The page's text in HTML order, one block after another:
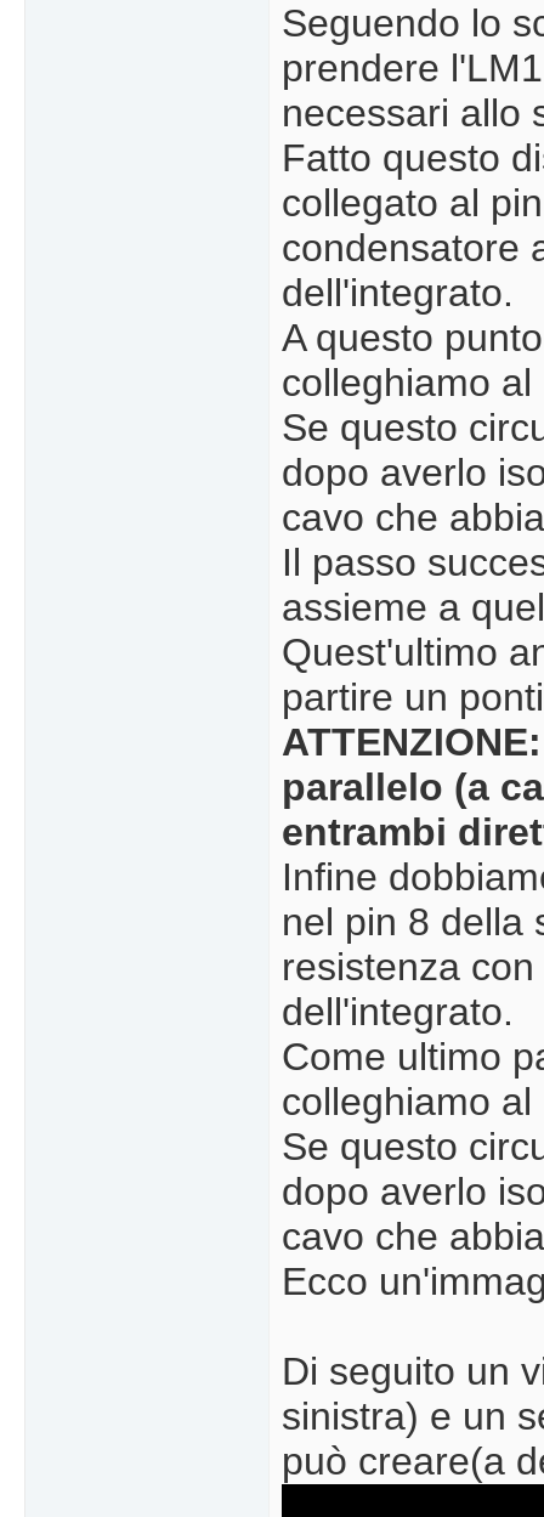
Seguendo lo
prendere
necessari allo
Fatto questo
collegato al
condensatore
dell'integrato.
A questo
colleghiamo
Se questo
dopo averlo
cavo che
Il passo
assieme a
Quest'ultimo
partire un
parallelo (a
entrambi
Infine
nel pin 8 della
resistenza
dell'integrato.
Come ultimo
colleghiamo
Se questo
dopo averlo
cavo che
Ecco
Di seguito un
sinistra) e un
può creare(a